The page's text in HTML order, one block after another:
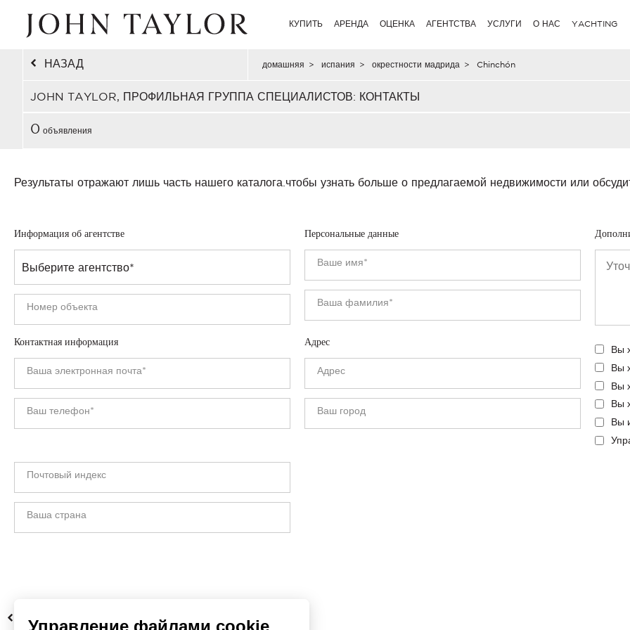
КУПИТЬ АРЕНДА ОЦЕНКА АГЕНТСТВА УСЛУГИ О НАС YACHTING
НАЗАД домашняя > испания > окрестности мадрида > Chinchón
JOHN TAYLOR, ПРОФИЛЬНАЯ ГРУППА СПЕЦИАЛИСТОВ: КОНТАКТЫ
0 объявления
Результаты отражают лишь часть нашего каталога. чтобы узнать больше о предлагаемой недвижимости или
Информация об агентстве Персональные данные
Контактная информация Адрес
Вы
Вы
Вы
Вы
Вы
НАЗАД
Управление файлами cookie